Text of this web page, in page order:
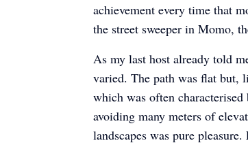
achievement every time that
the street sweeper in Momo,
As my last host already told
varied. The path was flat but,
which was often
avoiding many meters of
landscapes was pure